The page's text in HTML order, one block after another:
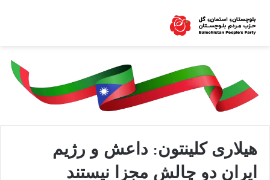
هیلاری کلینتون: داعش و رژیم
ایران دو چالش مجزا نیستند